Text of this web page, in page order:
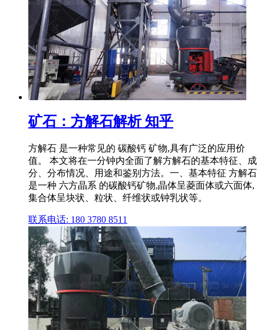
矿石：方解石解析 知乎
方解石 是一种常见的 碳酸钙 矿物,具有广泛的应用价
值。 本文将在一分钟内全面了解方解石的基本特征、成
分、分布情况、用途和鉴别方法。一、基本特征 方解石
是一种 六方晶系 的碳酸钙矿物,晶体呈菱面体或六面体,
集合体呈块状、粒状、纤维状或钟乳状等。
联系电话: 180 3780 8511